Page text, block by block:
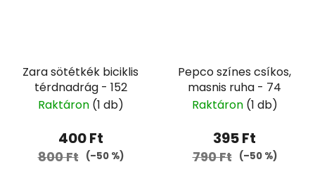
Zara sötétkék biciklis
térdnadrág - 152
Raktáron (1 db)
400 Ft
800 Ft (–50 %)
Pepco színes csíkos,
masnis ruha - 74
Raktáron (1 db)
395 Ft
790 Ft (–50 %)